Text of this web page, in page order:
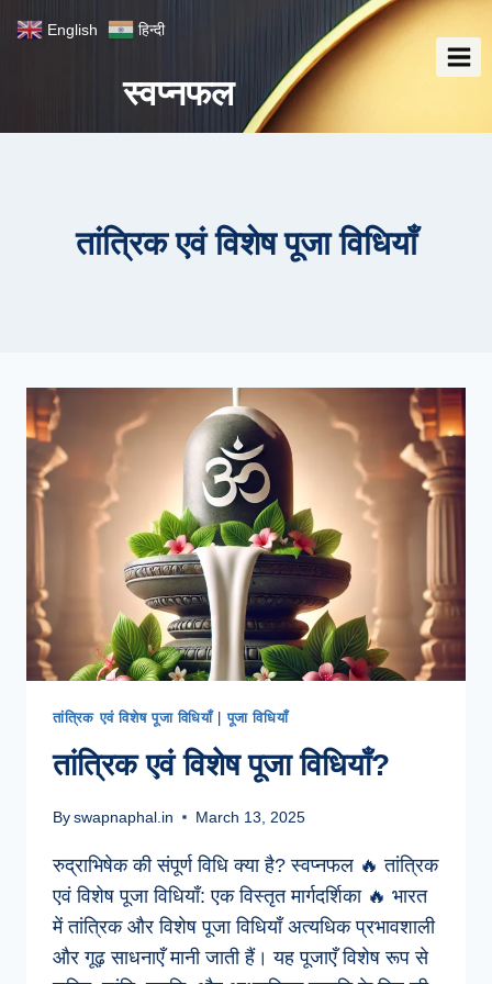
Skip
स्वप्नफल
तांत्रिक एवं विशेष पूजा विधियाँ
तांत्रिक एवं विशेष पूजा विधियाँ|पूजा विधियाँ
तांत्रिक एवं विशेष पूजा विधियाँ?
Byswapnaphal.in March 13, 2025
रुद्राभिषेक की संपूर्ण विधि क्या है? स्वप्नफल 🔥 तांत्रिक
एवं विशेष पूजा विधियाँ: एक विस्तृत मार्गदर्शिका 🔥 भारत
में तांत्रिक और विशेष पूजा विधियाँ अत्यधिक प्रभावशाली
और गूढ़ साधनाएँ मानी जाती हैं। यह पूजाएँ विशेष रूप से
English हिन्दी